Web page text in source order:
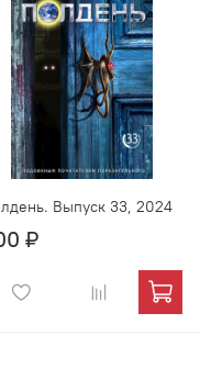
Выпуск 33, 2024
₽